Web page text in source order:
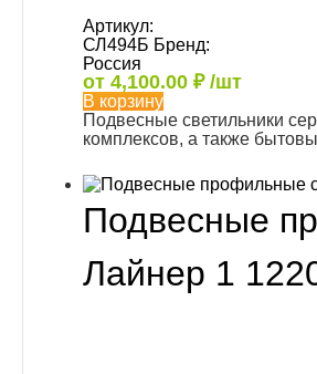
Артикул:
СЛ494Б Бренд:
Россия
от 4,100.00 ₽/шт
В корзину
Подвесные светильники
комплексов, а также
Подвесные
Лайнер 1